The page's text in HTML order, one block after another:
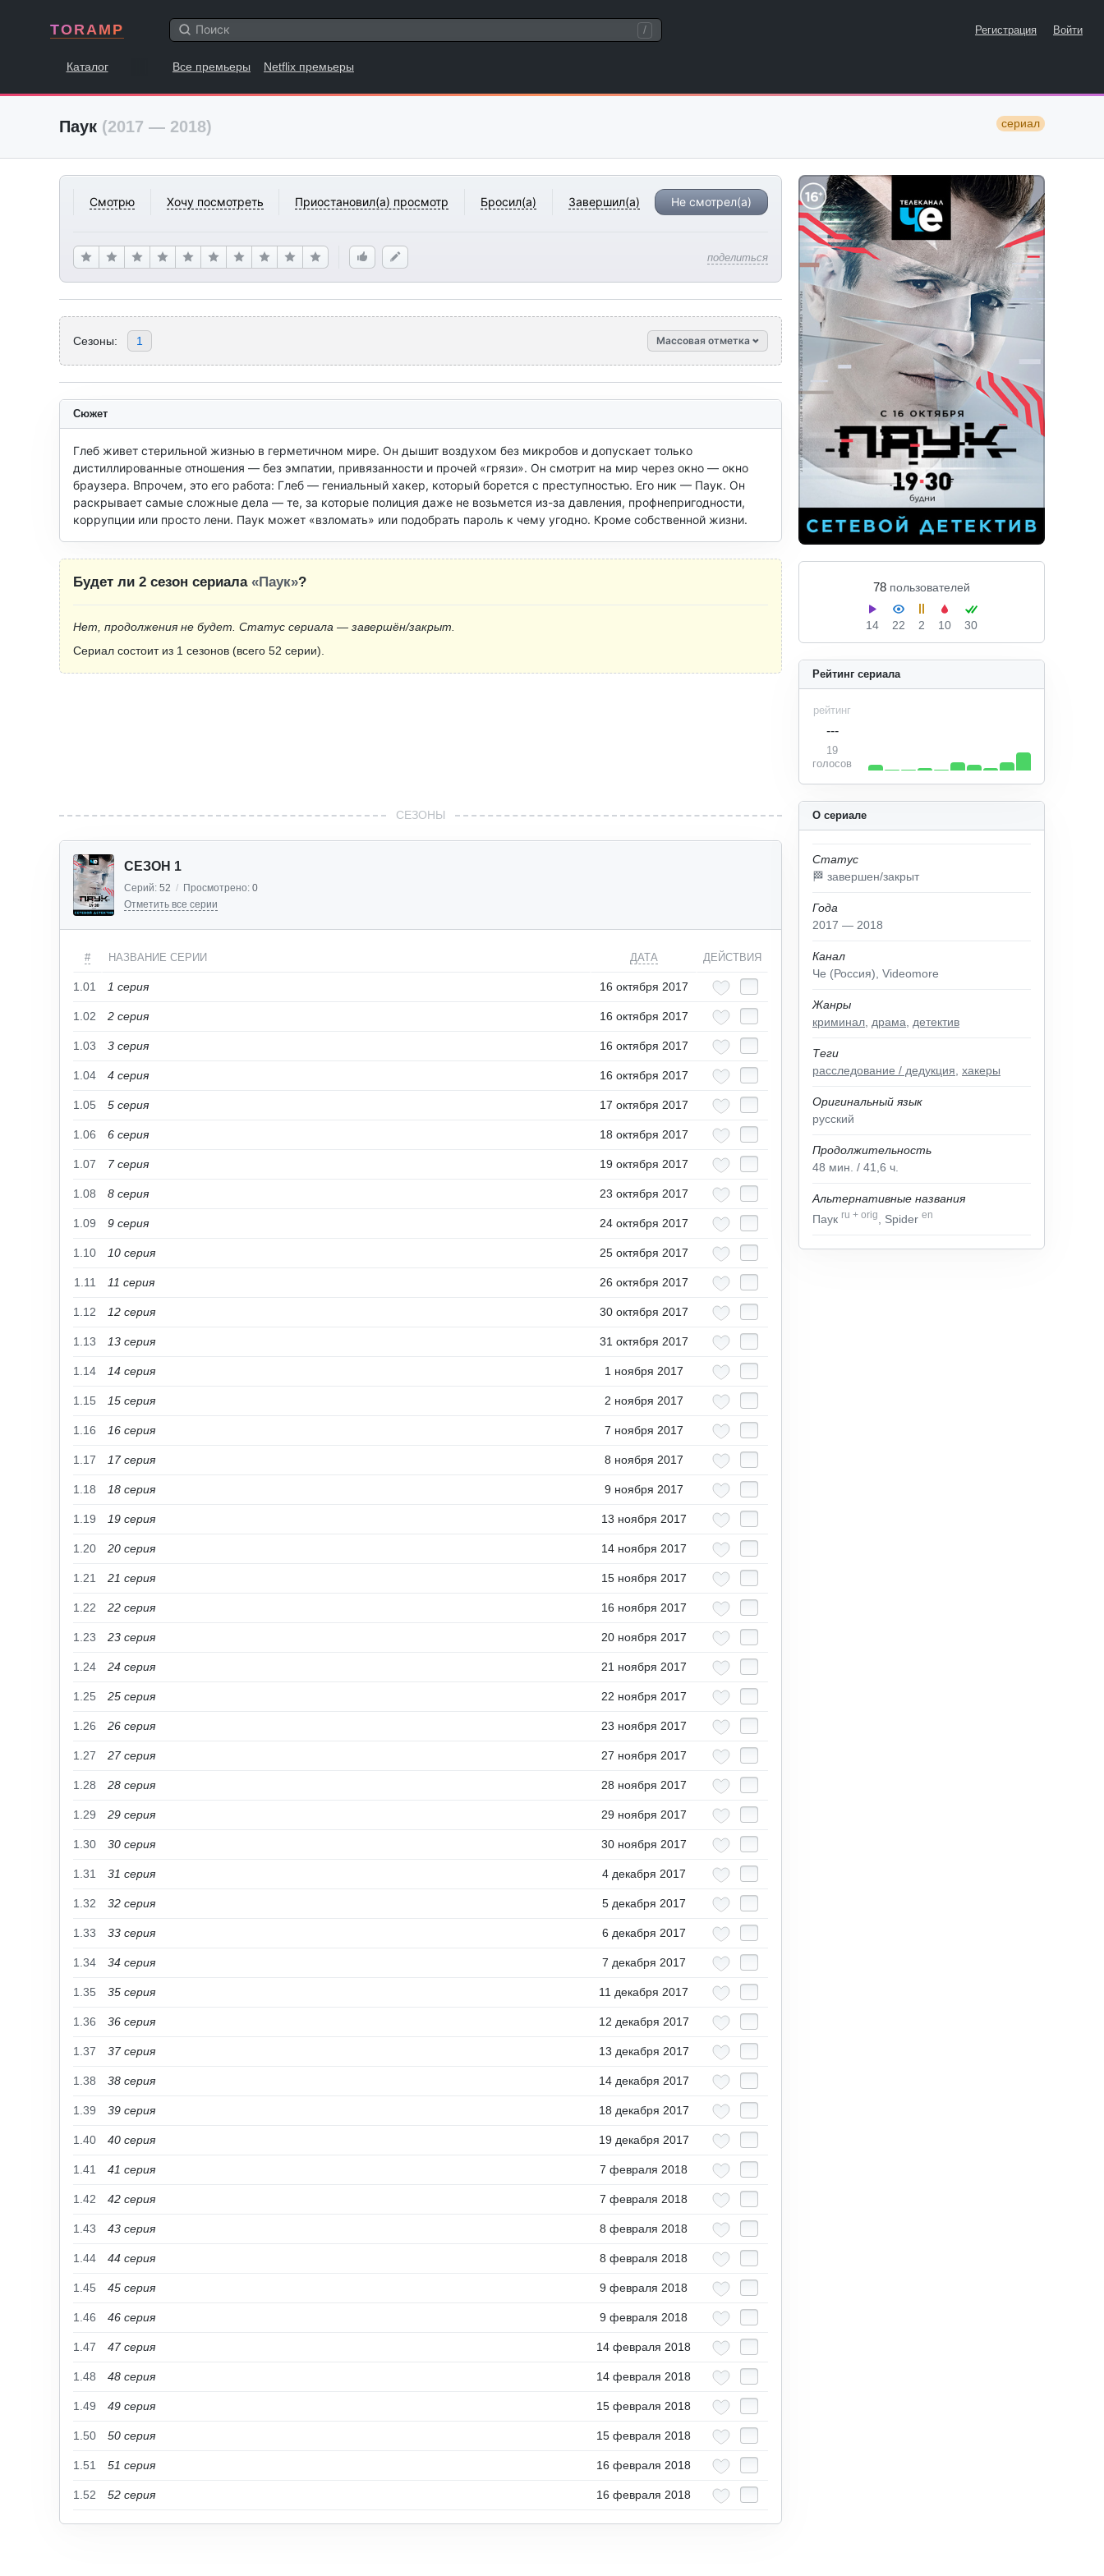
TORAMP / Регистрация Войти
Каталог Все премьеры Netflix премьеры
Паук (2017 — 2018) сериал
Смотрю Хочу посмотреть Приостановил(а) просмотр Бросил(а) Завершил(а) Не смотрел(а)
поделиться
78 пользователей
14 22 2 10 30
Сезоны: 1 Массовая отметка
О сериале
Статус
🏁 завершен/закрыт
Года
2017 — 2018
Канал
Че (Россия), Videomore
Жанры
криминал драма детектив
Теги
расследование / дедукция хакеры
Оригинальный язык
русский
Продолжительность
48 мин. / 41,6 ч.
Альтернативные названия
Паук ru + orig , Spider en
Рейтинг сериала
рейтинг
---
19
голосов
Сюжет
Глеб живет стерильной жизнью в герметичном мире. Он дышит воздухом без микробов и допускает только
дистиллированные отношения — без эмпатии, привязанности и прочей «грязи». Он смотрит на мир через окно — окно
браузера. Впрочем, это его работа: Глеб — гениальный хакер, который борется с преступностью. Его ник — Паук. Он
раскрывает самые сложные дела — те, за которые полиция даже не возьмется из-за давления, профнепригодности,
коррупции или просто лени. Паук может «взломать» или подобрать пароль к чему угодно. Кроме собственной жизни.
Будет ли 2 сезон сериала «Паук»?
Нет, продолжения не будет. Статус сериала — завершён/закрыт.
Сериал состоит из 1 сезонов (всего 52 серии).
СЕЗОНЫ
СЕЗОН 1
Серий: 52 / Просмотрено: 0
Отметить все серии
# НАЗВАНИЕ СЕРИИ ДАТА ДЕЙСТВИЯ
1.01 1 cерия 16 октября 2017
1.02 2 cерия 16 октября 2017
1.03 3 cерия 16 октября 2017
1.04 4 cерия 16 октября 2017
1.05 5 cерия 17 октября 2017
1.06 6 cерия 18 октября 2017
1.07 7 cерия 19 октября 2017
1.08 8 cерия 23 октября 2017
1.09 9 cерия 24 октября 2017
1.10 10 cерия 25 октября 2017
1.11 11 cерия 26 октября 2017
1.12 12 cерия 30 октября 2017
1.13 13 серия 31 октября 2017
1.14 14 серия 1 ноября 2017
1.15 15 серия 2 ноября 2017
1.16 16 серия 7 ноября 2017
1.17 17 серия 8 ноября 2017
1.18 18 серия 9 ноября 2017
1.19 19 серия 13 ноября 2017
1.20 20 серия 14 ноября 2017
1.21 21 серия 15 ноября 2017
1.22 22 серия 16 ноября 2017
1.23 23 серия 20 ноября 2017
1.24 24 серия 21 ноября 2017
1.25 25 серия 22 ноября 2017
1.26 26 серия 23 ноября 2017
1.27 27 серия 27 ноября 2017
1.28 28 серия 28 ноября 2017
1.29 29 серия 29 ноября 2017
1.30 30 серия 30 ноября 2017
1.31 31 серия 4 декабря 2017
1.32 32 серия 5 декабря 2017
1.33 33 серия 6 декабря 2017
1.34 34 серия 7 декабря 2017
1.35 35 серия 11 декабря 2017
1.36 36 серия 12 декабря 2017
1.37 37 серия 13 декабря 2017
1.38 38 серия 14 декабря 2017
1.39 39 серия 18 декабря 2017
1.40 40 серия 19 декабря 2017
1.41 41 серия 7 февраля 2018
1.42 42 серия 7 февраля 2018
1.43 43 серия 8 февраля 2018
1.44 44 серия 8 февраля 2018
1.45 45 серия 9 февраля 2018
1.46 46 серия 9 февраля 2018
1.47 47 серия 14 февраля 2018
1.48 48 серия 14 февраля 2018
1.49 49 серия 15 февраля 2018
1.50 50 серия 15 февраля 2018
1.51 51 серия 16 февраля 2018
1.52 52 серия 16 февраля 2018